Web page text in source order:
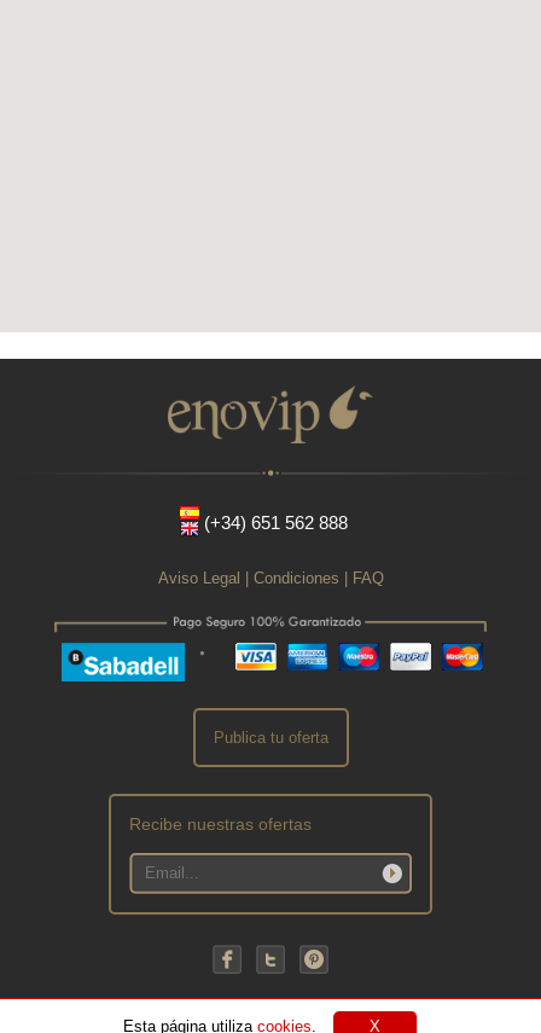
(+34) 651 562 888
Aviso Legal Condiciones FAQ
Publica tu oferta
Recibe nuestras ofertas
Esta página utiliza cookies. X